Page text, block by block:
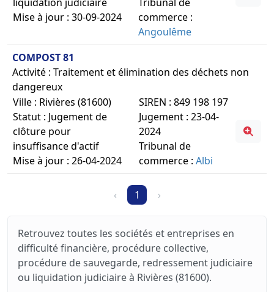
Mise à jour : 30-09-2024
commerce :
Angoulême
COMPOST 81
Activité : Traitement et élimination des déchets non
dangereux
Ville : Rivières (81600)
Statut : Jugement de
clôture pour
insuffisance d'actif
Mise à jour : 26-04-2024
SIREN : 849 198 197
Jugement : 23-04-
2024
Tribunal de
commerce :Albi
‹ 1 ›
Retrouvez toutes les sociétés et entreprises en
difficulté financière, procédure collective,
procédure de sauvegarde, redressement judiciaire
ou liquidation judiciaire à Rivières (81600).